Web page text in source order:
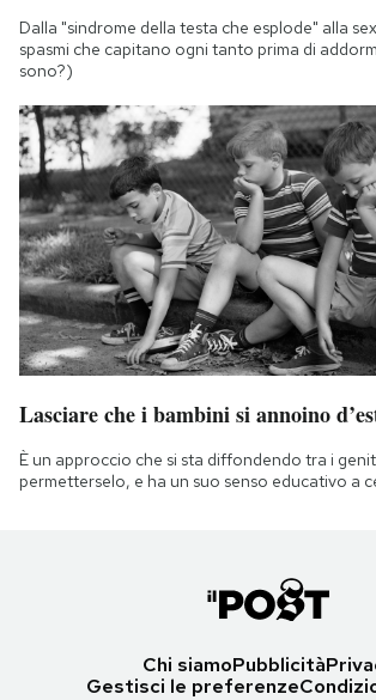
Dalla "sindrome della testa che esplode" alla
spasmi che capitano ogni tanto prima di
sono?)
Lasciare che i bambini si annoino
È un approccio che si sta diffondendo tra i
permetterselo, e ha un suo senso educativo a
Chi siamoPubblicità
Gestisci le preferenze